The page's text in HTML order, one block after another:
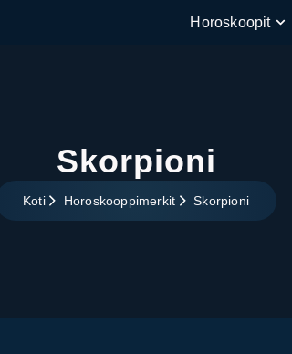
Horoskoopit
Skorpioni
Koti Horoskooppimerkit Skorpioni